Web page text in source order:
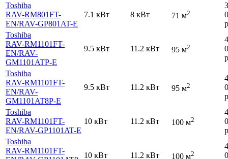
Toshiba
RAV-RM801FT-
EN/RAV-GP801AT-E
7.1 кВт 8 кВт 71 м2
Toshiba
RAV-RM1101FT-
EN/RAV-
GM1101ATP-E
9.5 кВт 11.2 кВт 95 м2
Toshiba
RAV-RM1101FT-
EN/RAV-
GM1101AT8P-E
9.5 кВт 11.2 кВт 95 м2
Toshiba
RAV-RM1101FT-
EN/RAV-GP1101AT-E
10 кВт 11.2 кВт 100 м2
Toshiba
RAV-RM1101FT-
10 кВт 11.2 кВт 100 м2